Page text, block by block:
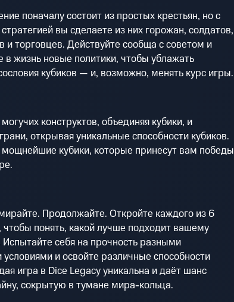
поначалу состоит из простых крестьян, но с
вы сделаете из них горожан, солдатов,
и торговцев. Действуйте сообща с советом и
в жизнь новые политики, чтобы ублажать
кубиков — и, возможно, менять курс игры.
конструктов, объединяя кубики, и
открывая уникальные способности кубиков.
кубики, которые принесут вам победы
Продолжайте. Откройте каждого из 6
чтобы понять, какой лучше подходит вашему
себя на прочность разными
и освойте различные способности
игра в Dice Legacy уникальна и даёт шанс
сокрытую в тумане мира-кольца.